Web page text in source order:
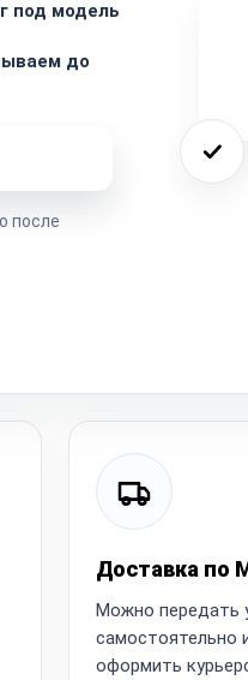
под модель
до
после
Доставка по
Можно передать
самостоятельно
оформить